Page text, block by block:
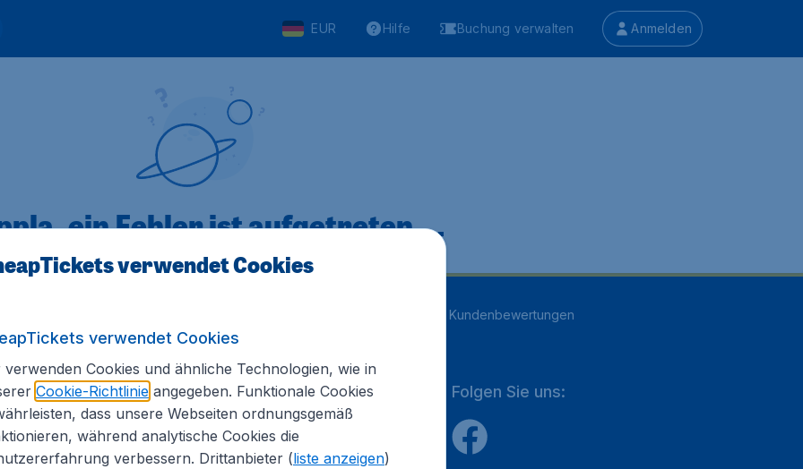
EUR Hilfe Buchung verwalten Anmelden
ein Fehler ist aufgetreten ...
Kundenbewertungen
Informationen
Internationale Webseiten
CheapTickets.nl
CheapTickets.be
Folgen Sie uns:
verwendet Cookies
verwendet Cookies
verwenden Cookies und ähnliche Technologien, wie in
Cookie-Richtlinieangegeben. Funktionale Cookies
dass unsere Webseiten ordnungsgemäß
während analytische Cookies die
verbessern. Drittanbieter (liste anzeigen)